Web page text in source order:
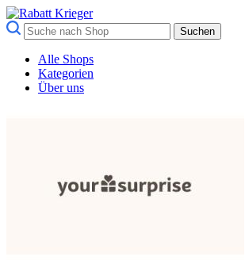
Suchen
Alle Shops
Kategorien
Über uns